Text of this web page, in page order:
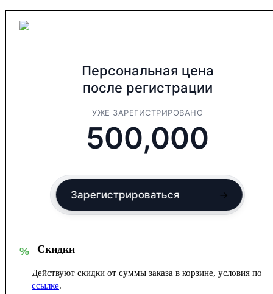
Персональная цена
после регистрации
УЖЕ ЗАРЕГИСТРИРОВАНО
500,000
Зарегистрироваться →
% Скидки
Действуют скидки от суммы заказа в корзине, условия по
ссылке.